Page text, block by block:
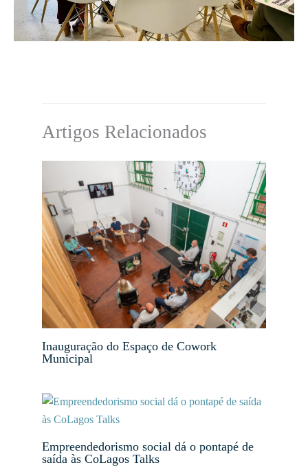
Artigos Relacionados
Inauguração do Espaço de Cowork
Municipal
Empreendedorismo social dá o pontapé de
saída às CoLagos Talks